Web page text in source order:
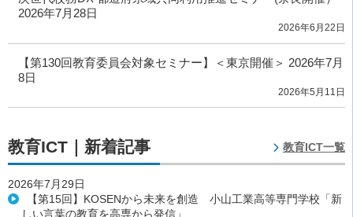
2026年7月28日
2026年6月22日
【第130回教育委員会対象セミナー】＜東京開催＞ 2026年7月
8日
2026年5月11日
教育ICT｜新着記事 教育ICT一覧
2026年7月29日
【第15回】KOSENから未来を創造 小山工業高等専門学校「新
しい言葉の教育を高専から発信」